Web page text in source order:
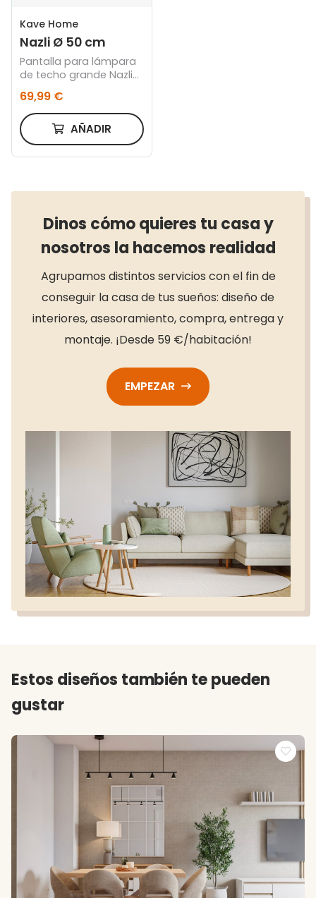
Kave Home
Nazli Ø 50 cm
Pantalla para lámpara
de techo grande Nazli
beige Ø 50 cm
69,99 €
AÑADIR
Dinos cómo quieres tu casa y
nosotros la hacemos realidad
Agrupamos distintos servicios con el fin de
conseguir la casa de tus sueños: diseño de
interiores, asesoramiento, compra, entrega y
montaje. ¡Desde 59 €/habitación!
EMPEZAR
Estos diseños también te pueden
gustar